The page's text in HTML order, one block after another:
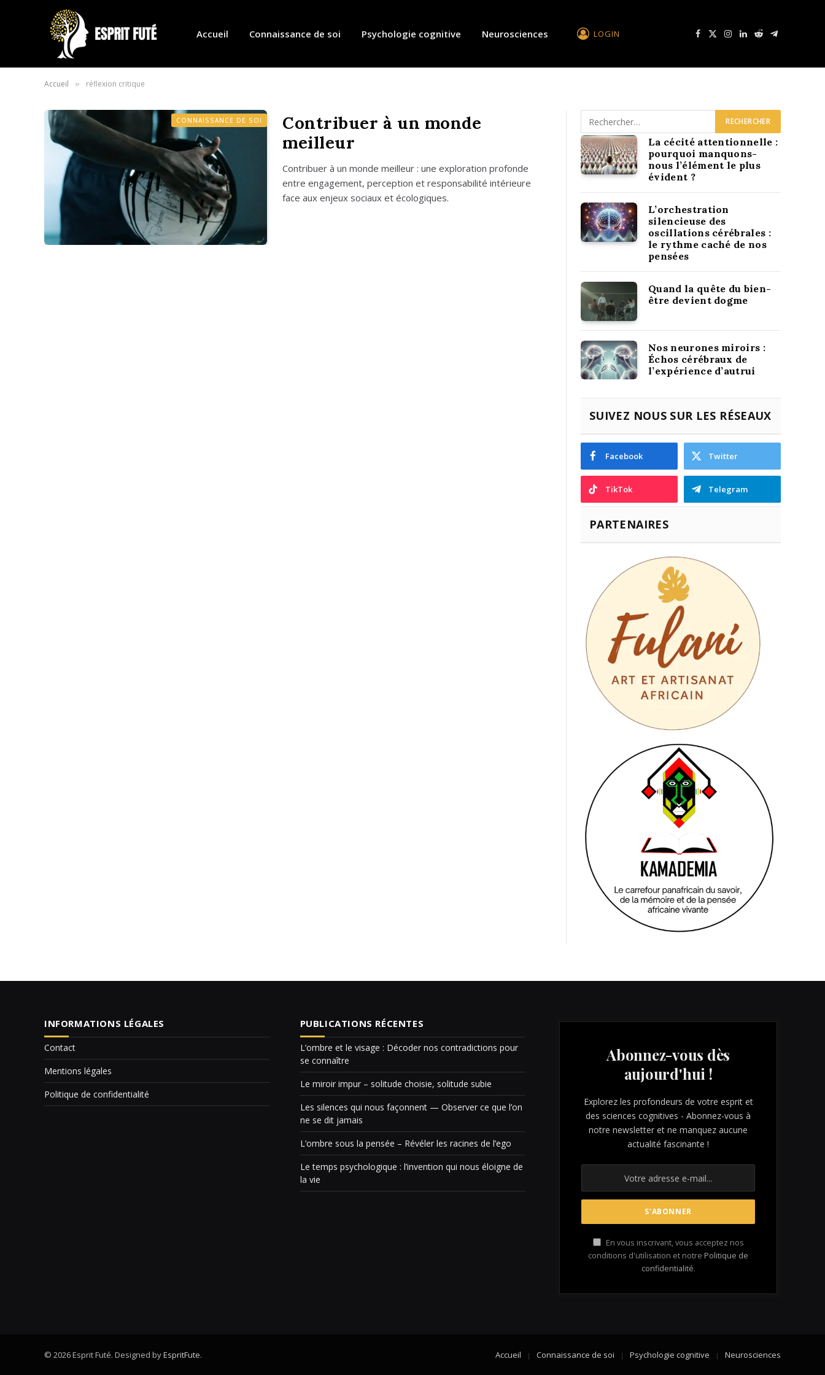
Accueil Connaissance de soi Psychologie cognitive Neurosciences LOGIN Facebook
X Instagram
LinkedIn
RedditTélégramme
Accueil » réflexion critique
CONNAISSANCE DE SOI
Contribuer à un monde
meilleur
Contri­buer à un monde meilleur : une explo­ra­tion pro­fonde
entre enga­ge­ment, per­cep­tion et res­pon­sa­bi­li­té inté­rieure
face aux enjeux sociaux et éco­lo­giques.
La cécité attentionnelle :
pourquoi manquons-
nous l’élément le plus
évident ?
L’orchestration
silencieuse des
oscillations cérébrales :
le rythme caché de nos
pensées
Quand la quête du bien-
être devient dogme
Nos neurones miroirs :
Échos cérébraux de
l’expérience d’autrui
SUIVEZ NOUS SUR LES RÉSEAUX
Facebook Twitter
TikTok Telegram
PARTENAIRES
INFORMATIONS LÉGALES
Contact
Mentions légales
Politique de confidentialité
PUBLICATIONS RÉCENTES
L’ombre et le visage : Décoder nos contradictions pour
se connaître
Le miroir impur – solitude choisie, solitude subie
Les silences qui nous façonnent — Observer ce que l’on
ne se dit jamais
L’ombre sous la pensée – Révéler les racines de l’ego
Le temps psychologique : l’invention qui nous éloigne de
la vie
Abonnez-vous dès
aujourd'hui !
Explorez les profondeurs de votre esprit et
des sciences cognitives - Abonnez-vous à
notre newsletter et ne manquez aucune
actualité fascinante !
En vous inscrivant, vous acceptez nos
conditions d'utilisation et notre Politique de
confidentialité.
© 2026 Esprit Futé. Designed byEspritFute. Accueil Connaissance de soi Psychologie cognitive Neurosciences